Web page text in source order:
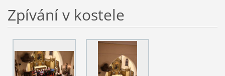
Zpívání v kostele